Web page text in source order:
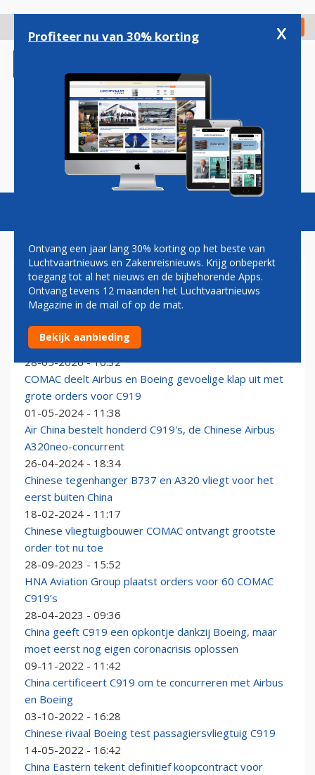
gaan
Check in
Magazine Podcasts Vacatures
C919
China dwarsboomt leveringen Airbus en eist vaart
achter goedkeuring C919
28-05-2026 - 10:32
COMAC deelt Airbus en Boeing gevoelige klap uit met
grote orders voor C919
01-05-2024 - 11:38
Air China bestelt honderd C919's, de Chinese Airbus
A320neo-concurrent
26-04-2024 - 18:34
Chinese tegenhanger B737 en A320 vliegt voor het
eerst buiten China
18-02-2024 - 11:17
Chinese vliegtuigbouwer COMAC ontvangt grootste
order tot nu toe
28-09-2023 - 15:52
HNA Aviation Group plaatst orders voor 60 COMAC
C919’s
28-04-2023 - 09:36
China geeft C919 een opkontje dankzij Boeing, maar
moet eerst nog eigen coronacrisis oplossen
09-11-2022 - 11:42
China certificeert C919 om te concurreren met Airbus
en Boeing
03-10-2022 - 16:28
Chinese rivaal Boeing test passagiersvliegtuig C919
14-05-2022 - 16:42
China Eastern tekent definitief koopcontract voor
Profiteer nu van 30% korting x
Ontvang een jaar lang 30% korting op het beste van
Luchtvaartnieuws en Zakenreisnieuws. Krijg onbeperkt
toegang tot al het nieuws en de bijbehorende Apps.
Ontvang tevens 12 maanden het Luchtvaartnieuws
Magazine in de mail of op de mat.
Bekijk aanbieding